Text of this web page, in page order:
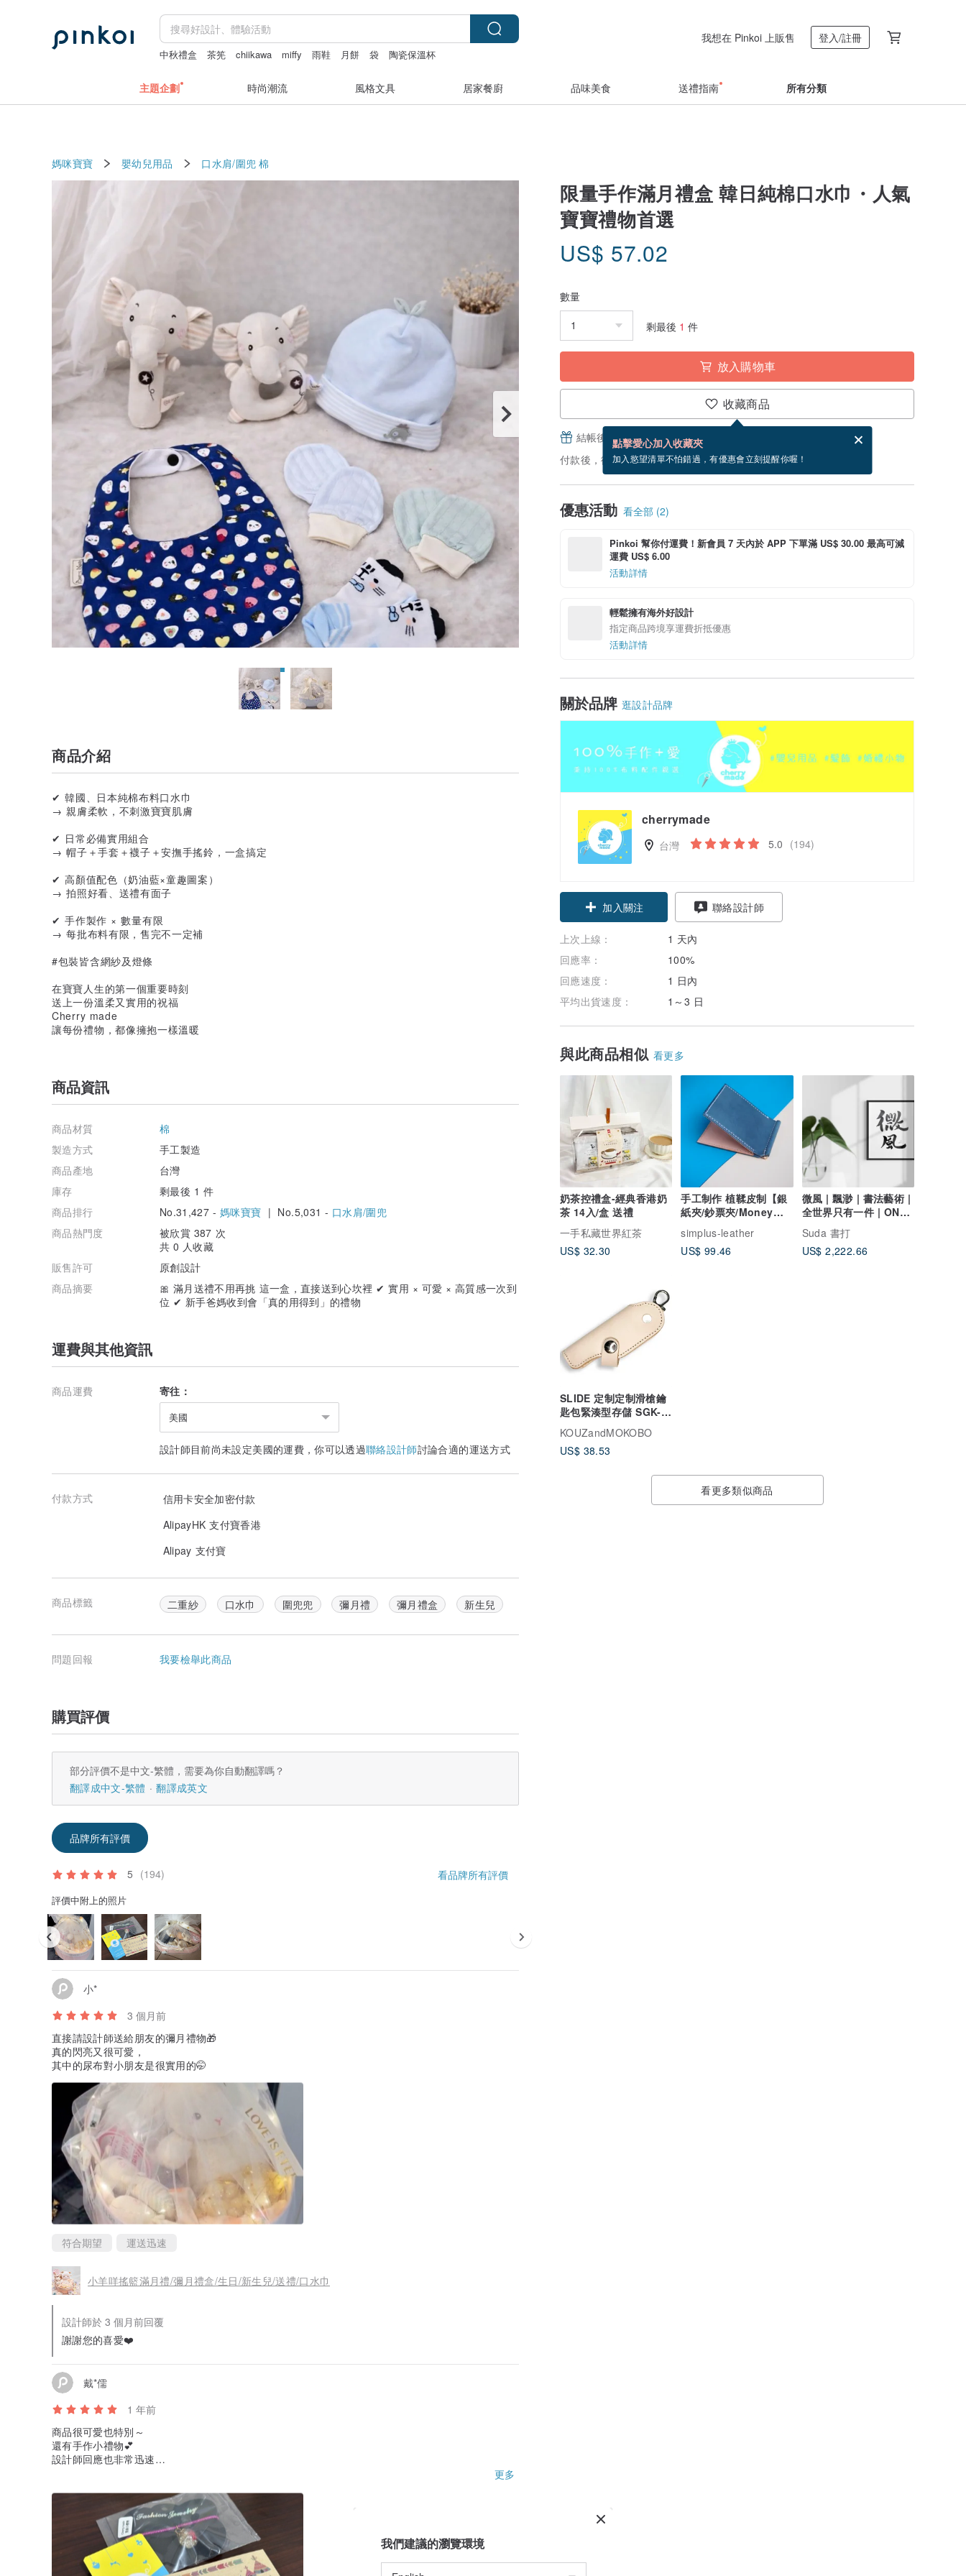
中秋禮盒 茶筅 chiikawa miffy 雨鞋 月餅 袋 陶瓷保溫杯
我想在 Pinkoi 上販售 登入/註冊
主題企劃 時尚潮流 風格文具 居家餐廚 品味美食 送禮指南 所有分類
媽咪寶寶 嬰幼兒用品 口水肩/圍兜 棉
限量手作滿月禮盒 韓日純棉口水巾・人氣
寶寶禮物首選
US$ 57.02
數量
剩最後 1 件
放入購物車
收藏商品
點擊愛心加入收藏夾
加入慾望清單不怕錯過，有優惠會立刻提醒你喔！
結帳後填寫並分享，免費幫你寄送電子賀卡。
電子賀卡是什麼？
付款後，從備貨到寄出商品為 3 個工作天。（不包含假日）
優惠活動 看全部 (2)
Pinkoi 幫你付運費！新會員 7 天內於 APP 下單滿 US$ 30.00 最高可減
運費 US$ 6.00
活動詳情
輕鬆擁有海外好設計
指定商品跨境享運費折抵優惠
活動詳情
關於品牌 逛設計品牌
cherrymade
台灣 5.0 (194)
加入關注 聯絡設計師
上次上線：
1 天內
回應率：
100%
回應速度：
1 日內
平均出貨速度：
1～3 日
與此商品相似 看更多
奶茶控禮盒-經典香港奶
茶 14入/盒 送禮
一手私藏世界紅茶
US$ 32.30
手工制作 植鞣皮制【銀
紙夾/鈔票夾/Money
Clip/錢夾/錢包
simplus-leather
US$ 99.46
微風 | 飄渺 | 書法藝術 |
全世界只有一件 | ONE-
WAY Mal 13
Suda 書打
US$ 2,222.66
SLIDE 定制定制滑槍鑰
匙包緊湊型存儲 SGK-
CUSTOM
KOUZandMOKOBO
US$ 38.53
看更多類似商品
商品介紹
✔ 韓國、日本純棉布料口水巾
→ 親膚柔軟，不刺激寶寶肌膚
✔ 日常必備實用組合
→ 帽子＋手套＋襪子＋安撫手搖鈴，一盒搞定
✔ 高顏值配色（奶油藍×童趣圖案）
→ 拍照好看、送禮有面子
✔ 手作製作 × 數量有限
→ 每批布料有限，售完不一定補
#包裝皆含網紗及燈條
在寶寶人生的第一個重要時刻
送上一份溫柔又實用的祝福
Cherry made
讓每份禮物，都像擁抱一樣溫暖
商品資訊
商品材質
棉
製造方式
手工製造
商品產地
台灣
庫存
剩最後 1 件
商品排行
No.31,427 - 媽咪寶寶 | No.5,031 - 口水肩/圍兜
商品熱門度
被欣賞 387 次
共 0 人收藏
販售許可
原創設計
商品摘要
🎀 滿月送禮不用再挑 這一盒，直接送到心坎裡 ✔ 實用 × 可愛 × 高質感一次到
位 ✔ 新手爸媽收到會「真的用得到」的禮物
運費與其他資訊
商品運費 寄往：
美國
設計師目前尚未設定美國的運費，你可以透過聯絡設計師討論合適的運送方式
付款方式
信用卡安全加密付款
AlipayHK 支付寶香港
Alipay 支付寶
商品標籤 二重紗 口水巾 圍兜兜 彌月禮 彌月禮盒 新生兒
問題回報 我要檢舉此商品
購買評價
部分評價不是中文-繁體，需要為你自動翻譯嗎？
翻譯成中文-繁體
翻譯成英文
品牌所有評價
5 (194) 看品牌所有評價
評價中附上的照片
小*
3 個月前
直接請設計師送給朋友的彌月禮物🎁
真的閃亮又很可愛，
其中的尿布對小朋友是很實用的🤭
符合期望 運送迅速
小羊咩搖籃滿月禮/彌月禮盒/生日/新生兒/送禮/口水巾
設計師於 3 個月前回覆
謝謝您的喜愛❤️
戴*儒
1 年前
商品很可愛也特別～
還有手作小禮物💕
設計師回應也非常迅速
更多
我們建議的瀏覽環境